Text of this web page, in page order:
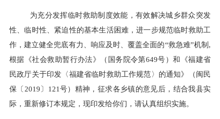
为充分发挥临时救助制度效能，有效解决城乡群众突发
性、临时性、紧迫性的基本生活困难，进一步规范临时救助工
作，建立健全兜底有力、响应及时、覆盖全面的“救急难”机制 ,
根据《社会救助暂行办法》（国务院令第649号）和《福建省
民政厅关于印发〈福建省临时救助工作规范〉的通知》（闽民
保〔 2019〕 121号）精神，征求各乡镇的意见后，结合我县实
际，重新修订本规定，现印发给你们，请认真组织实施。